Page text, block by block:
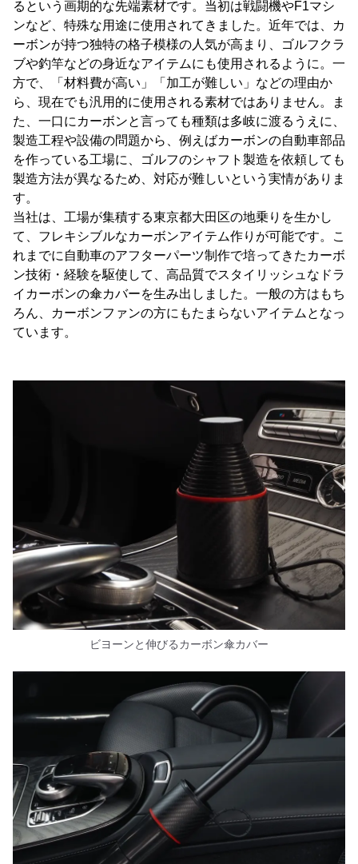
るという画期的な先端素材です。当初は戦闘機やF1マシ
ンなど、特殊な用途に使用されてきました。近年では、カ
ーボンが持つ独特の格子模様の人気が高まり、ゴルフクラ
ブや釣竿などの身近なアイテムにも使用されるように。一
方で、「材料費が高い」「加工が難しい」などの理由か
ら、現在でも汎用的に使用される素材ではありません。ま
た、一口にカーボンと言っても種類は多岐に渡るうえに、
製造工程や設備の問題から、例えばカーボンの自動車部品
を作っている工場に、ゴルフのシャフト製造を依頼しても
製造方法が異なるため、対応が難しいという実情がありま
す。
当社は、工場が集積する東京都大田区の地乗りを生かし
て、フレキシブルなカーボンアイテム作りが可能です。こ
れまでに自動車のアフターパーツ制作で培ってきたカーボ
ン技術・経験を駆使して、高品質でスタイリッシュなドラ
イカーボンの傘カバーを生み出しました。一般の方はもち
ろん、カーボンファンの方にもたまらないアイテムとなっ
ています。
ビヨーンと伸びるカーボン傘カバー